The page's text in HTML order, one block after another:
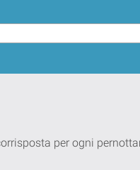
per ogni